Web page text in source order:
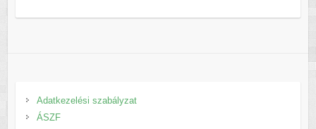
Adatkezelési szabályzat
ÁSZF